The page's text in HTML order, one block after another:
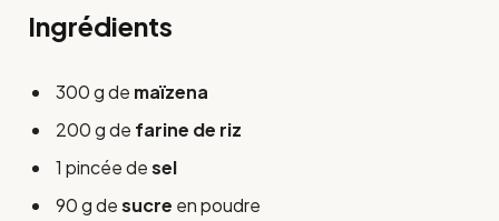
Ingrédients
300 g de maïzena
200 g de farine de riz
1 pincée desel
90 g desucre en poudre